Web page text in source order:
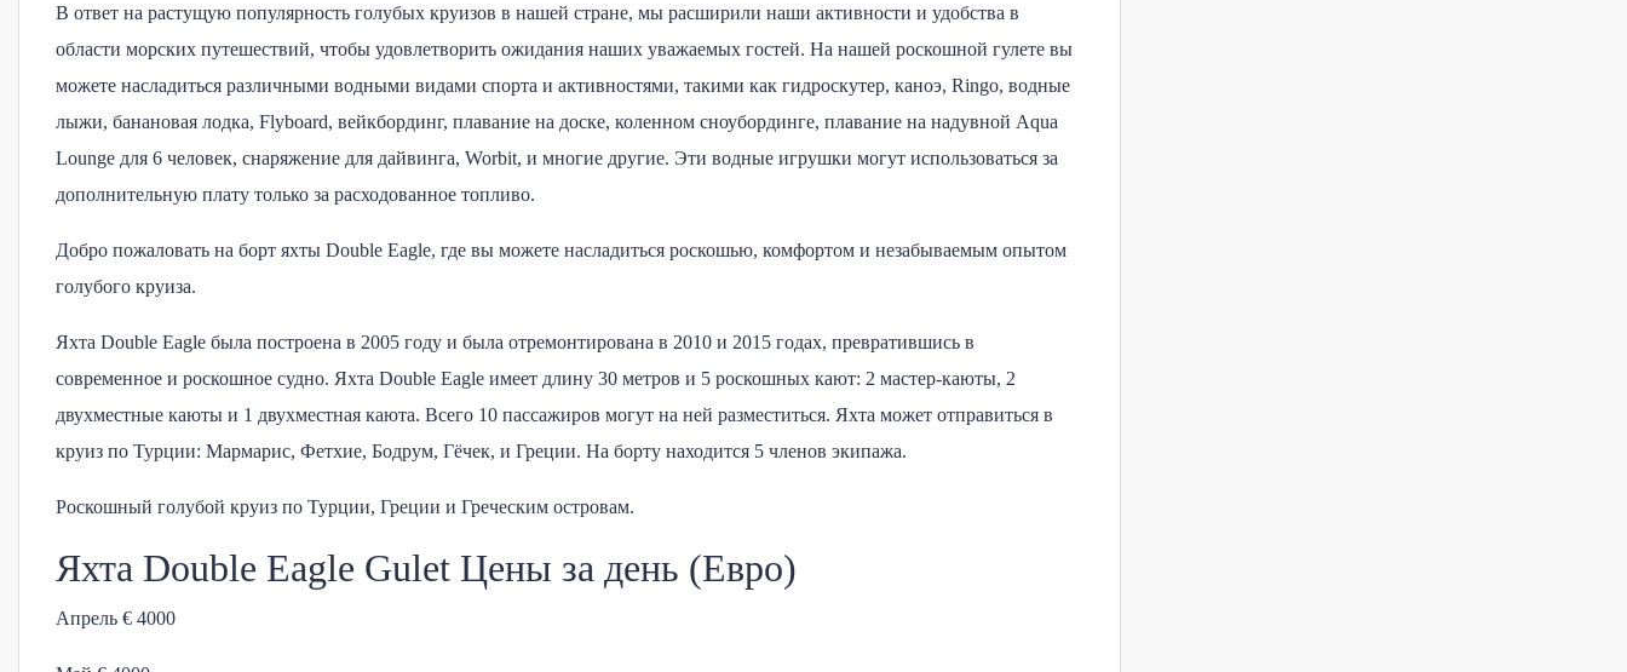
В ответ на растущую популярность голубых круизов в нашей стране, мы расширили наши активности и удобства в
области морских путешествий, чтобы удовлетворить ожидания наших уважаемых гостей. На нашей роскошной гулете вы
можете насладиться различными водными видами спорта и активностями, такими как гидроскутер, каноэ, Ringo, водные
лыжи, банановая лодка, Flyboard, вейкбординг, плавание на доске, коленном сноубординге, плавание на надувной Aqua
Lounge для 6 человек, снаряжение для дайвинга, Worbit, и многие другие. Эти водные игрушки могут использоваться за
дополнительную плату только за расходованное топливо.
Добро пожаловать на борт яхты Double Eagle, где вы можете насладиться роскошью, комфортом и незабываемым опытом
голубого круиза.
Яхта Double Eagle была построена в 2005 году и была отремонтирована в 2010 и 2015 годах, превратившись в
современное и роскошное судно. Яхта Double Eagle имеет длину 30 метров и 5 роскошных кают: 2 мастер-каюты, 2
двухместные каюты и 1 двухместная каюта. Всего 10 пассажиров могут на ней разместиться. Яхта может отправиться в
круиз по Турции: Мармарис, Фетхие, Бодрум, Гёчек, и Греции. На борту находится 5 членов экипажа.
Роскошный голубой круиз по Турции, Греции и Греческим островам.
Яхта Double Eagle Gulet Цены за день (Евро)
Апрель € 4000